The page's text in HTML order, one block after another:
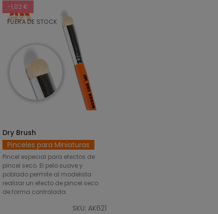
-1,02 €
FUERA DE STOCK
Dry Brush
Pinceles para Miniaturas
Pincel especial para efectos de
pincel seco. El pelo suave y
poblado permite al modelista
realizar un efecto de pincel seco
de forma controlada.
SKU: AK621